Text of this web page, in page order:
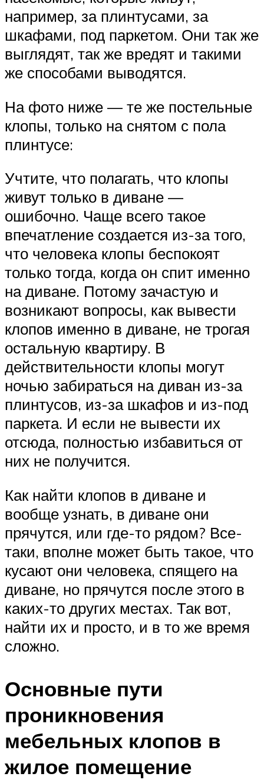
например, за плинтусами, за
шкафами, под паркетом. Они так же
выглядят, так же вредят и такими
же способами выводятся.
На фото ниже — те же постельные
клопы, только на снятом с пола
плинтусе:
Учтите, что полагать, что клопы
живут только в диване —
ошибочно. Чаще всего такое
впечатление создается из-за того,
что человека клопы беспокоят
только тогда, когда он спит именно
на диване. Потому зачастую и
возникают вопросы, как вывести
клопов именно в диване, не трогая
остальную квартиру. В
действительности клопы могут
ночью забираться на диван из-за
плинтусов, из-за шкафов и из-под
паркета. И если не вывести их
отсюда, полностью избавиться от
них не получится.
Как найти клопов в диване и
вообще узнать, в диване они
прячутся, или где-то рядом? Все-
таки, вполне может быть такое, что
кусают они человека, спящего на
диване, но прячутся после этого в
каких-то других местах. Так вот,
найти их и просто, и в то же время
сложно.
Основные пути
проникновения
мебельных клопов в
жилое помещение